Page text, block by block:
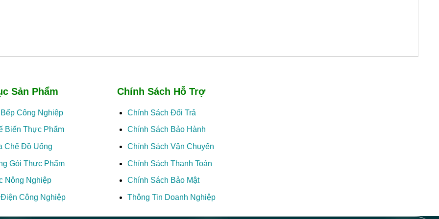
Sản Phẩm
Công Nghiệp
Biến Thực Phẩm
Chế Đồ Uống
Gói Thực Phẩm
Nông Nghiệp
Công Nghiệp
Chính Sách Hỗ Trợ
Chính Sách Đổi Trả
Chính Sách Bảo Hành
Chính Sách Vận Chuyển
Chính Sách Thanh Toán
Chính Sách Bảo Mật
Thông Tin Doanh Nghiệp